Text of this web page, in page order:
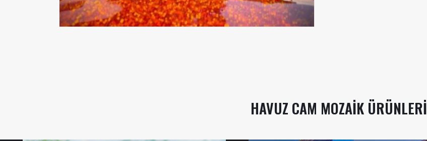
HAVUZ CAM MOZAIK ÜRÜNLERI